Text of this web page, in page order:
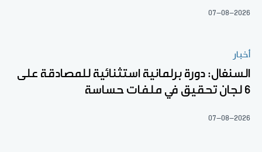
07-08-2026
أخبار
السنغال: دورة برلمانية استثنائية للمصادقة على
6 لجان تحقيق في ملفات حساسة
07-08-2026